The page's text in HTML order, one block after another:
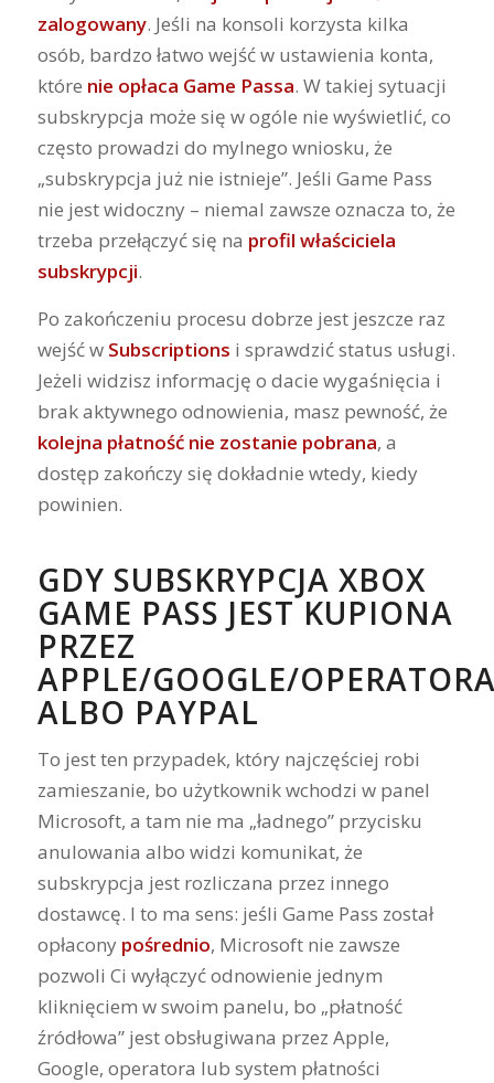
zalogowany. Jeśli na konsoli korzysta kilka
osób, bardzo łatwo wejść w ustawienia konta,
które nie opłaca Game Passa. W takiej sytuacji
subskrypcja może się w ogóle nie wyświetlić, co
często prowadzi do mylnego wniosku, że
„subskrypcja już nie istnieje”. Jeśli Game Pass
nie jest widoczny – niemal zawsze oznacza to, że
trzeba przełączyć się na profil właściciela
subskrypcji.
Po zakończeniu procesu dobrze jest jeszcze raz
wejść w Subscriptions i sprawdzić status usługi.
Jeżeli widzisz informację o dacie wygaśnięcia i
brak aktywnego odnowienia, masz pewność, że
kolejna płatność nie zostanie pobrana, a
dostęp zakończy się dokładnie wtedy, kiedy
powinien.
GDY SUBSKRYPCJA XBOX
GAME PASS JEST KUPIONA
PRZEZ
APPLE/GOOGLE/
ALBO PAYPAL
To jest ten przypadek, który najczęściej robi
zamieszanie, bo użytkownik wchodzi w panel
Microsoft, a tam nie ma „ładnego” przycisku
anulowania albo widzi komunikat, że
subskrypcja jest rozliczana przez innego
dostawcę. I to ma sens: jeśli Game Pass został
opłacony pośrednio, Microsoft nie zawsze
pozwoli Ci wyłączyć odnowienie jednym
kliknięciem w swoim panelu, bo „płatność
źródłowa” jest obsługiwana przez Apple,
Google, operatora lub system płatności